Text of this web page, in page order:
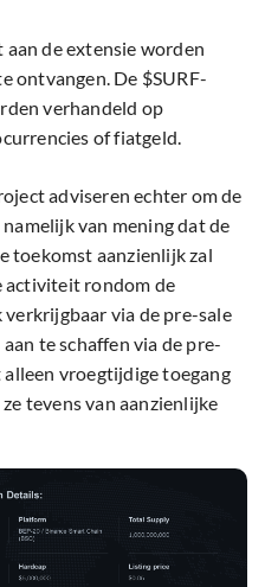
de extensie worden
ontvangen. De $SURF-
verhandeld op
of fiatgeld.
adviseren echter om de
van mening dat de
toekomst aanzienlijk zal
activiteit rondom de
via de pre-sale
te schaffen via de pre-
vroegtijdige toegang
tevens van aanzienlijke